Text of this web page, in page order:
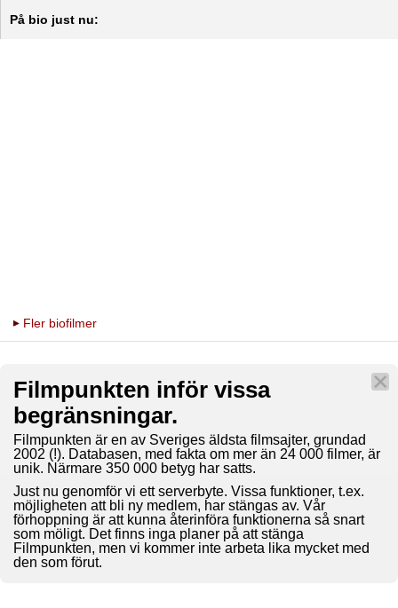
På bio just nu:
Fler biofilmer
Filmpunkten inför vissa
begränsningar.
Filmpunkten är en av Sveriges äldsta filmsajter, grundad
2002 (!). Databasen, med fakta om mer än 24 000 filmer, är
unik. Närmare 350 000 betyg har satts.
Just nu genomför vi ett serverbyte. Vissa funktioner, t.ex.
möjligheten att bli ny medlem, har stängas av. Vår
förhoppning är att kunna återinföra funktionerna så snart
som möligt. Det finns inga planer på att stänga
Filmpunkten, men vi kommer inte arbeta lika mycket med
den som förut.